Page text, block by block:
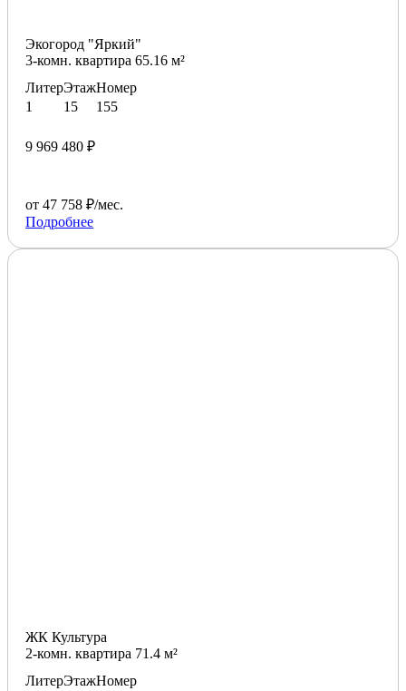
Экогород "Яркий"
3-комн. квартира 65.16 м²
Литер
1
Этаж
15
Номер
155
9 969 480 ₽
от 47 758 ₽/мес.
Подробнее
ЖК Культура
2-комн. квартира 71.4 м²
ЛитерЭтажНомер